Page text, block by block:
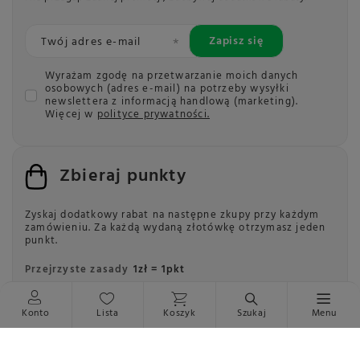
Twój adres e-mail Zapisz się
Wyrażam zgodę na przetwarzanie moich danych
osobowych (adres e-mail) na potrzeby wysyłki
newslettera z informacją handlową (marketing).
Więcej w polityce prywatności.
Zbieraj punkty
Zyskaj dodatkowy rabat na następne zkupy przy każdym
zamówieniu. Za każdą wydaną złotówkę otrzymasz jeden
punkt.
Przejrzyste zasady 1zł = 1pkt
Przeczytaj więcej
Konto Lista Koszyk Szukaj Menu